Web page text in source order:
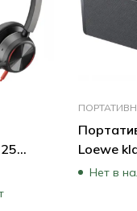
Loewe
Нет в